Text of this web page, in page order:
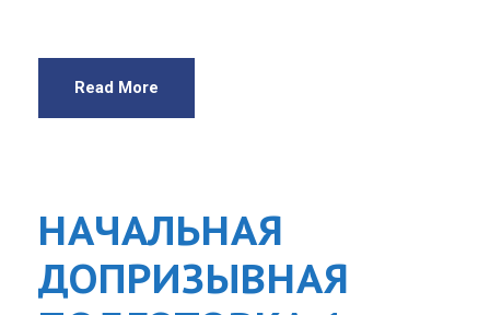
Read More
НАЧАЛЬНАЯ
ДОПРИЗЫВНАЯ